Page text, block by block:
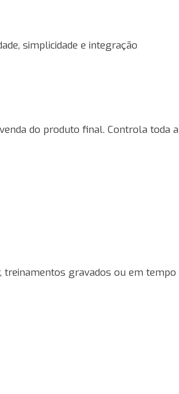
simplicidade e integração
do produto final. Controla toda a
treinamentos gravados ou em tempo